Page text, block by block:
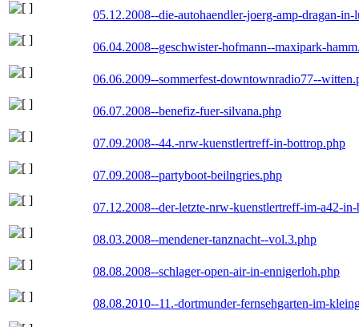
05.12.2008--die-autohaendler-joerg-amp-dragan-in-
06.04.2008--geschwister-hofmann--maxipark-
06.06.2009--sommerfest-downtownradio77--
06.07.2008--benefiz-fuer-silvana.php
07.09.2008--44.-nrw-kuenstlertreff-in-bottrop.php
07.09.2008--partyboot-beilngries.php
07.12.2008--der-letzte-nrw-kuenstlertreff-im-a42-
08.03.2008--mendener-tanznacht--vol.3.php
08.08.2008--schlager-open-air-in-ennigerloh.php
08.08.2010--11.-dortmunder-fernsehgarten-im-